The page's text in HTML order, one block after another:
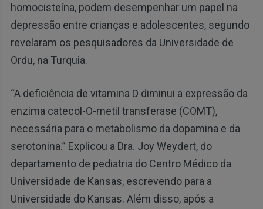
homocisteína, podem desempenhar um papel na
depressão entre crianças e adolescentes, segundo
revelaram os pesquisadores da Universidade de
Ordu, na Turquia.
“A deficiência de vitamina D diminui a expressão da
enzima catecol-O-metil transferase (COMT),
necessária para o metabolismo da dopamina e da
serotonina.” Explicou a Dra. Joy Weydert, do
departamento de pediatria do Centro Médico da
Universidade de Kansas, escrevendo para a
Universidade do Kansas. Além disso, após a